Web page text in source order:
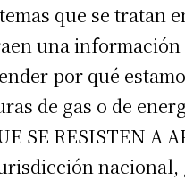
que se tratan
una
por qué
de gas o de
SE RESISTEN A